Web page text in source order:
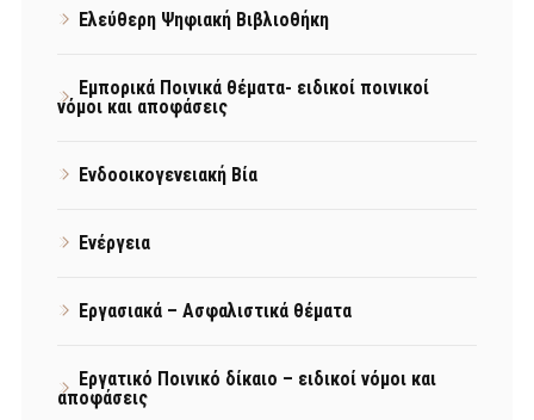
Ελεύθερη Ψηφιακή Βιβλιοθήκη
Εμπορικά Ποινικά θέματα- ειδικοί ποινικοί
νόμοι και αποφάσεις
Ενδοοικογενειακή Βία
Ενέργεια
Εργασιακά – Ασφαλιστικά θέματα
Εργατικό Ποινικό δίκαιο – ειδικοί νόμοι και
αποφάσεις